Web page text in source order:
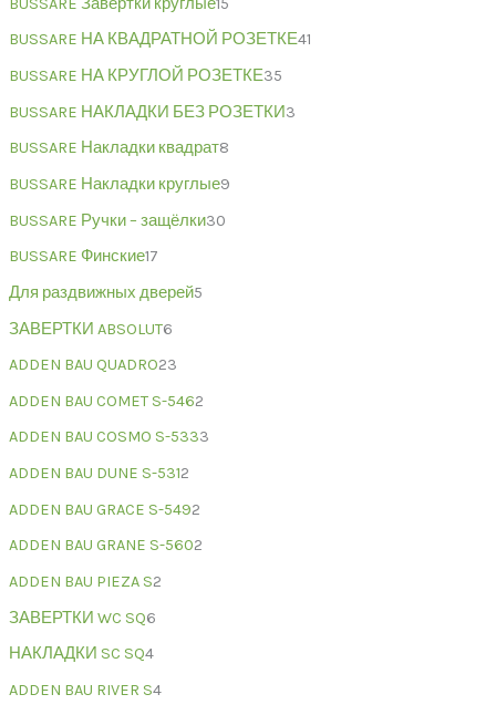
BUSSARE НА КВАДРАТНОЙ РОЗЕТКЕ41
BUSSARE НА КРУГЛОЙ РОЗЕТКЕ35
BUSSARE НАКЛАДКИ БЕЗ РОЗЕТКИ3
BUSSARE Накладки квадрат8
BUSSARE Накладки круглые9
BUSSARE Ручки – защёлки30
BUSSARE Финские17
Для раздвижных дверей5
ЗАВЕРТКИ ABSOLUT6
ADDEN BAU QUADRO23
ADDEN BAU COMET S-5462
ADDEN BAU COSMO S-5333
ADDEN BAU DUNE S-5312
ADDEN BAU GRACE S-5492
ADDEN BAU GRANE S-5602
ADDEN BAU PIEZA S2
ЗАВЕРТКИ WC SQ6
НАКЛАДКИ SC SQ4
ADDEN BAU RIVER S4